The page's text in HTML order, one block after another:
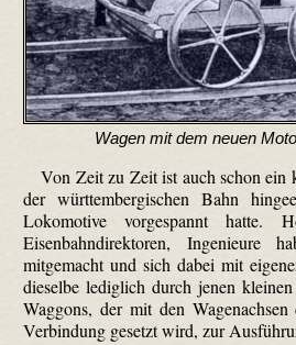
Wagen mit dem neuen
Von Zeit zu Zeit ist auch schon ein
der württembergischen Bahn
Lokomotive vorgespannt hatte.
Eisenbahndirektoren, Ingenieure
mitgemacht und sich dabei mit
dieselbe lediglich durch jenen
Waggons, der mit den
Verbindung gesetzt wird, zur